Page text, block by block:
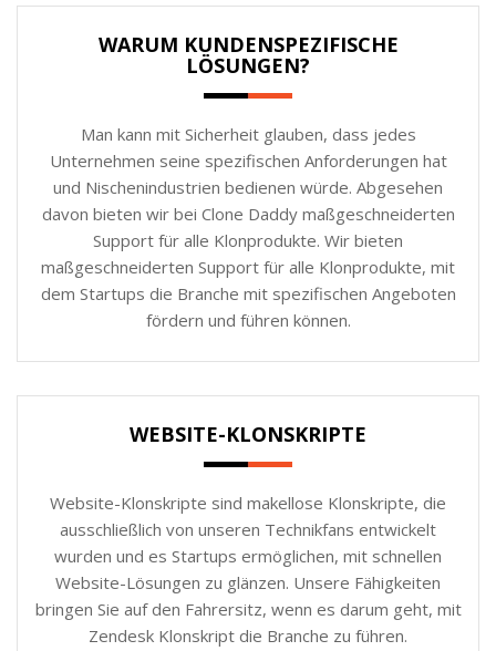
WARUM KUNDENSPEZIFISCHE
LÖSUNGEN?
Man kann mit Sicherheit glauben, dass jedes
Unternehmen seine spezifischen Anforderungen hat
und Nischenindustrien bedienen würde. Abgesehen
davon bieten wir bei Clone Daddy maßgeschneiderten
Support für alle Klonprodukte. Wir bieten
maßgeschneiderten Support für alle Klonprodukte, mit
dem Startups die Branche mit spezifischen Angeboten
fördern und führen können.
WEBSITE-KLONSKRIPTE
Website-Klonskripte sind makellose Klonskripte, die
ausschließlich von unseren Technikfans entwickelt
wurden und es Startups ermöglichen, mit schnellen
Website-Lösungen zu glänzen. Unsere Fähigkeiten
bringen Sie auf den Fahrersitz, wenn es darum geht, mit
Zendesk Klonskript die Branche zu führen.